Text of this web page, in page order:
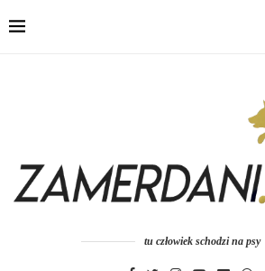
tu człowiek schodzi na psy